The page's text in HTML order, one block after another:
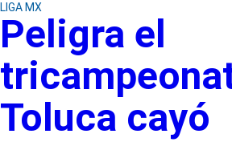
LIGA MX
Peligra el
Toluca cayó